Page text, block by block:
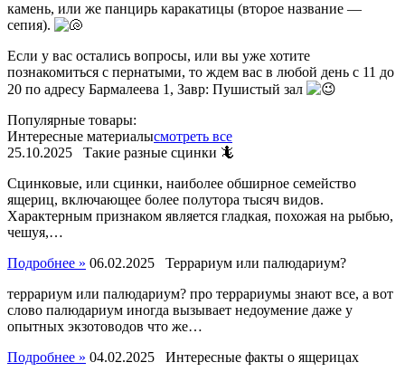
камень, или же панцирь каракатицы (второе название —
сепия).
Если у вас остались вопросы, или вы уже хотите
познакомиться с пернатыми, то ждем вас в любой день с 11 до
20 по адресу Бармалеева 1, Завр: Пушистый зал
Популярные товары:
Интересные материалысмотреть все
25.10.2025
Такие разные сцинки 🦎
Сцинковые, или сцинки, наиболее обширное семейство
ящериц, включающее более полутора тысяч видов.
Характерным признаком является гладкая, похожая на рыбью,
чешуя,…
Подробнее » 06.02.2025
Террариум или палюдариум?
террариум или палюдариум? про террариумы знают все, а вот
слово палюдариум иногда вызывает недоумение даже у
опытных экзотоводов что же…
Подробнее » 04.02.2025
Интересные факты о ящерицах